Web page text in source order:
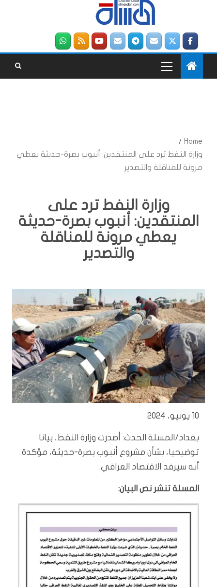
Home
وزارة النفط ترد على المنتقدين: أنبوب بصرة-حديثة يعطي
مرونة للمناقلة والتصدير
وزارة النفط ترد على
المنتقدين: أنبوب بصرة-حديثة
يعطي مرونة للمناقلة
والتصدير
10 يونيو، 2024
بغداد/المسلة الحدث: أصدرت وزارة النفط، بيانا
توضيحيا، بشأن مشروع أنبوب بصرة-حديثة، مؤكدة
أنه سيرفد الاقتصاد العراقي.
المسلة تنشر نص البيان: